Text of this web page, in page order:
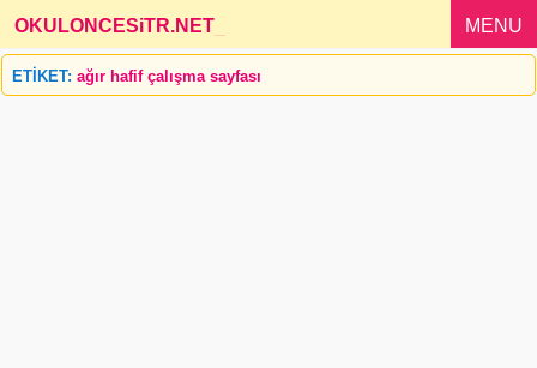
OKULONCESiTR.NET MENU
ETİKET: ağır hafif çalışma sayfası